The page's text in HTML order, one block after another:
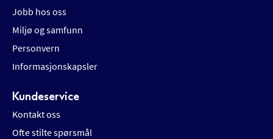
Jobb hos oss
Miljø og samfunn
Personvern
Informasjonskapsler
Kundeservice
Kontakt oss
Ofte stilte spørsmål